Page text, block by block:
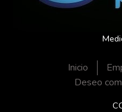
Inicio
Deseo